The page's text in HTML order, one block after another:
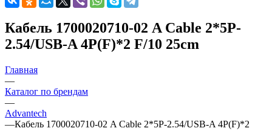
Кабель 1700020710-02 A Cable 2*5P-
2.54/USB-A 4P(F)*2 F/10 25cm
Главная
—
Каталог по брендам
—
Advantech
—Кабель 1700020710-02 A Cable 2*5P-2.54/USB-A 4P(F)*2